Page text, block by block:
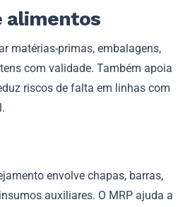
alimentos
matérias-primas, embalagens,
com validade. Também apoia
riscos de falta em linhas com
envolve chapas, barras,
auxiliares. O MRP ajuda a